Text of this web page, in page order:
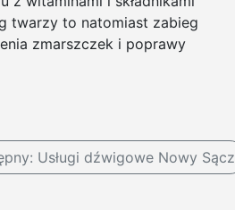
twarzy to natomiast zabieg
zmarszczek i poprawy
Usługi dźwigowe Nowy Sącz